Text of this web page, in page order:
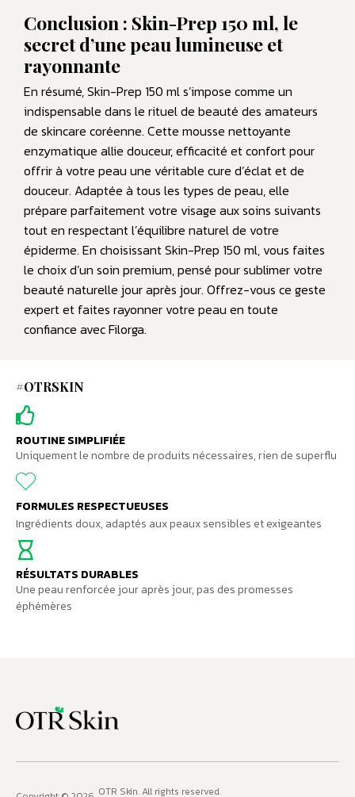
Conclusion : Skin-Prep 150 ml, le
secret d’une peau lumineuse et
rayonnante
En résumé, Skin-Prep 150 ml s’impose comme un
indispensable dans le rituel de beauté des amateurs
de skincare coréenne. Cette mousse nettoyante
enzymatique allie douceur, efficacité et confort pour
offrir à votre peau une véritable cure d’éclat et de
douceur. Adaptée à tous les types de peau, elle
prépare parfaitement votre visage aux soins suivants
tout en respectant l’équilibre naturel de votre
épiderme. En choisissant Skin-Prep 150 ml, vous faites
le choix d’un soin premium, pensé pour sublimer votre
beauté naturelle jour après jour. Offrez-vous ce geste
expert et faites rayonner votre peau en toute
confiance avec Filorga.
#OTRSKIN
ROUTINE SIMPLIFIÉE
Uniquement le nombre de produits nécessaires, rien de superflu
FORMULES RESPECTUEUSES
Ingrédients doux, adaptés aux peaux sensibles et exigeantes
RÉSULTATS DURABLES
Une peau renforcée jour après jour, pas des promesses
éphémères
OTR Skin. All rights reserved.